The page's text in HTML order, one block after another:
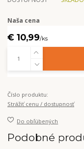
Naša cena
€ 10,99/ks
Číslo produktu:
Strážiť cenu / dostupnosť
Do obľúbených
Podobné